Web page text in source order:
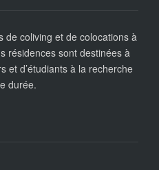
de coliving et de colocations à
résidences sont destinées à
et d’étudiants à la recherche
durée.